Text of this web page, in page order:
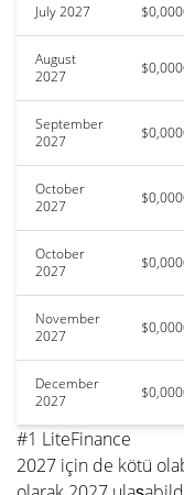
July 2027
August
2027
September
2027
October
2027
October
2027
November
2027
December
2027
#1 LiteFinance
2027 için de kötü